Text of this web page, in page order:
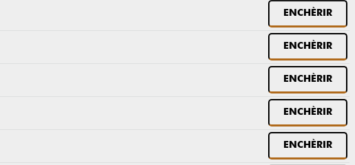
ENCHÈRIR
ENCHÈRIR
ENCHÈRIR
ENCHÈRIR
ENCHÈRIR